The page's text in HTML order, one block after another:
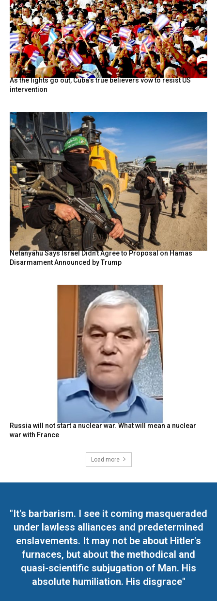
As the lights go out, Cuba’s true believers vow to resist US
intervention
Netanyahu Says Israel Didn’t Agree to Proposal on Hamas
Disarmament Announced by Trump
Russia will not start a nuclear war. What will mean a nuclear
war with France
Load more
"It's barbarism. I see it coming masqueraded
under lawless alliances and predetermined
enslavements. It may not be about Hitler's
furnaces, but about the methodical and
quasi-scientific subjugation of Man. His
absolute humiliation. His disgrace"